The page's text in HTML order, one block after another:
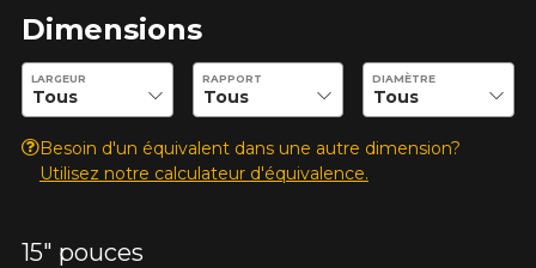
Dimensions
Entrez les dimensions souhaitées pour vérifier la disponibilité
LARGEUR RAPPORT DIAMÈTRE
Besoin d'un équivalent dans une autre dimension?
Utilisez notre calculateur d'équivalence.
15" pouces